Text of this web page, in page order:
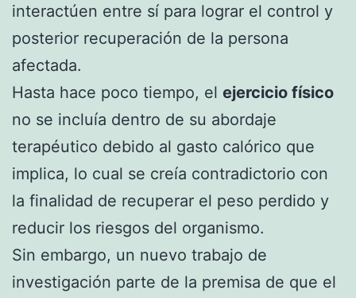
interactúen entre sí para lograr el control y
posterior recuperación de la persona
afectada.
Hasta hace poco tiempo, el ejercicio físico
no se incluía dentro de su abordaje
terapéutico debido al gasto calórico que
implica, lo cual se creía contradictorio con
la finalidad de recuperar el peso perdido y
reducir los riesgos del organismo.
Sin embargo, un nuevo trabajo de
investigación parte de la premisa de que el